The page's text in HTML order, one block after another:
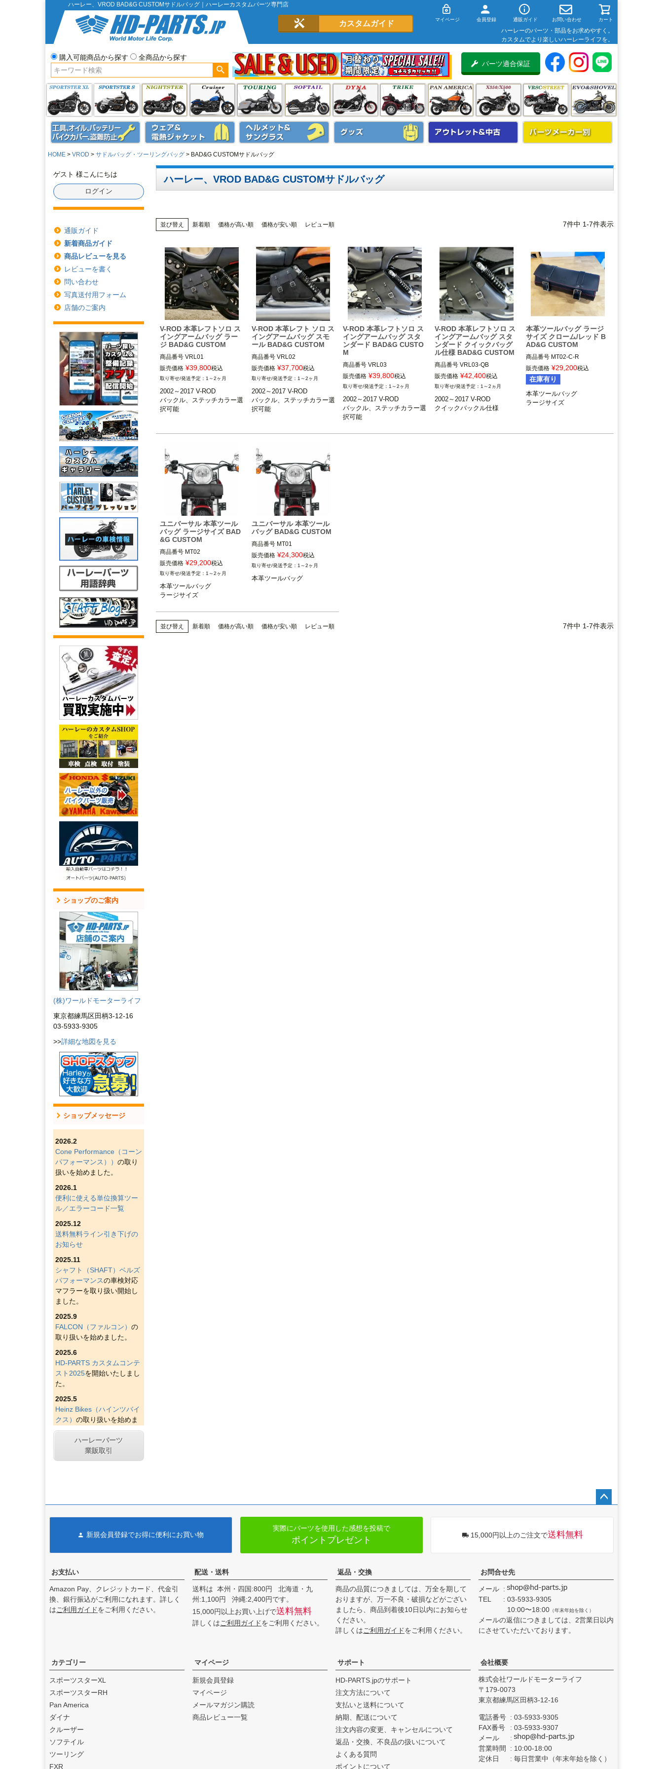
ハーレー、VROD BAD&G CUSTOMサドルバッグ｜ハーレーカスタムパーツ専門店
カスタムガイド マイページ 会員登録 通販ガイド お問い合わせ カート
ハーレーのパーツ・部品をお求めやすく。
カスタムでより楽しいハーレーライフを。
購入可能商品から探す
全商品から探す
パーツ適合保証
HOME VROD サドルバッグ・ツーリングバッグ BAD&G CUSTOMサドルバッグ
ゲスト 様こんにちは
ログイン
通販ガイド
新着商品ガイド
商品レビューを見る
レビューを書く
問い合わせ
写真送付用フォーム
店舗のご案内
ショップのご案内
(株)ワールドモーターライフ
東京都練馬区田柄3-12-16
03-5933-9305
>>詳細な地図を見る
ショップメッセージ
2026.2
Cone Performance（コーン
パフォーマンス）） の取り
扱いを始めました。
2026.1
便利に使える単位換算ツー
ル／エラーコード一覧
2025.12
送料無料ライン引き下げの
お知らせ
2025.11
シャフト（SHAFT）ベルズ
パフォーマンスの車検対応
マフラーを取り扱い開始し
ました。
2025.9
FALCON（ファルコン） の
取り扱いを始めました。
2025.6
HD-PARTS カスタムコンテ
スト2025を開始いたしまし
た。
2025.5
Heinz Bikes（ハインツバイ
クス） の取り扱いを始めま
した。
2025.4
Figurati Designs（フィグラ
D&D エキゾースト（ディー
た。
feture ヘルメット（フュー
チャーヘルメット）の取り
扱いを始めました。
ました。
2024.12
s（ブローパフォーマンスエ
キゾースト）
始めました。
2024.11
By City（バイ シティ）
本総代理店となりました。
ハーレーパーツ
業販取引
ハーレー、VROD BAD&G CUSTOMサドルバッグ
並び替え 新着順 価格が高い順 価格が安い順 レビュー順 7件中 1-7件表示
V-ROD 本革レフトソロ ス
イングアームバッグ ラー
ジ BAD&G CUSTOM
商品番号 VRL01
2002～2017 V-ROD
BAD&G CUSTOM（バッド＆G
カスタム）
販売価格 ¥39,800税込
1～2ヶ月
2002～2017 V-ROD
バックル、ステッチカラー選
択可能
V-ROD 本革レフト ソロ ス
イングアームバッグ スモ
ール BAD&G CUSTOM
商品番号 VRL02
2002～2017 V-ROD
BAD&G CUSTOM（バッド＆G
カスタム）
販売価格 ¥37,700税込
1～2ヶ月
2002～2017 V-ROD
バックル、ステッチカラー選
択可能
V-ROD 本革レフトソロ ス
イングアームバッグ スタ
ンダード BAD&G CUSTO
M
商品番号VRL03
2002～2017 V-ROD
BAD&G CUSTOM（バッド＆G
カスタム）
販売価格 ¥39,800税込
1～2ヶ月
2002～2017 V-ROD
バックル、ステッチカラー選
択可能
V-ROD 本革レフトソロ ス
イングアームバッグ スタ
ンダード クイックバッグ
ル仕様 BAD&G CUSTOM
商品番号 VRL03-QB
2002～2017 V-ROD
BAD&G CUSTOM（バッド＆G
カスタム）
販売価格 ¥42,400税込
1～2ヵ月
2002～2017 V-ROD
クイックバックル仕様
本革ツールバッグ ラージ
サイズ クローム/レッド B
AD&G CUSTOM
商品番号 MT02-C-R
BAD&G CUSTOM（バッド＆G
カスタム）
販売価格 ¥29,200税込
在庫有り
本革ツールバッグ
ラージサイズ
ユニバーサル 本革ツール
バッグ ラージサイズ BAD
&G CUSTOM
商品番号 MT02
BAD&G CUSTOM（バッド＆G
カスタム）
販売価格 ¥29,200税込
1～2ヶ月
本革ツールバッグ
ラージサイズ
ユニバーサル 本革ツール
バッグ BAD&G CUSTOM
商品番号 MT01
BAD&G CUSTOM（バッド＆G
カスタム）
販売価格 ¥24,300税込
1～2ヶ月
本革ツールバッグ
並び替え 新着順 価格が高い順 価格が安い順 レビュー順 7件中 1-7件表示
新規会員登録でお得に便利にお買い物
実際にパーツを使用した感想を投稿で
ポイントプレゼント 15,000円以上のご注文で送料無料
お支払い
Amazon Pay、クレジットカード、代金引
換、銀行振込がご利用になれます。詳しく
はご利用ガイドをご利用ください。
配送・送料
送料は 本州・四国:800円 北海道・九
州:1,100円 沖縄:2,400円です。
15,000円以上お買い上げで送料無料
詳しくはご利用ガイドをご利用ください。
返品・交換
商品の品質につきましては、万全を期して
おりますが、万一不良・破損などがござい
ましたら、商品到着後10日以内にお知らせ
ください。
詳しくはご利用ガイドをご利用ください。
お問合せ先
メール
TEL
03-5933-9305
10:00〜18:00 （年末年始を除く）
メールの返信につきましては、2営業日以内
にさせていただいております。
カテゴリー
スポーツスターXL
スポーツスターRH
Pan America
ダイナ
クルーザー
ソフテイル
ツーリング
FXR
マイページ
新規会員登録
マイページ
メールマガジン購読
商品レビュー一覧
サポート
HD-PARTS.jpのサポート
注文方法について
支払いと送料について
納期、配送について
注文内容の変更、キャンセルについて
返品・交換、不良品の扱いについて
よくある質問
ポイントについて
会社概要
株式会社ワールドモーターライフ
179-0073
東京都練馬区田柄3-12-16
電話番号
03-5933-9305
FAX番号
03-5933-9307
メール
営業時間
10:00-18:00
定休日
毎日営業中（年末年始を除く）